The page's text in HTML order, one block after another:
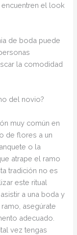
el look
de boda puede
la comodidad
del novio?
muy común en
de flores a un
o la
atrape el ramo
tradición no es
este ritual
a una boda y
asegúrate
adecuado.
vez tengas